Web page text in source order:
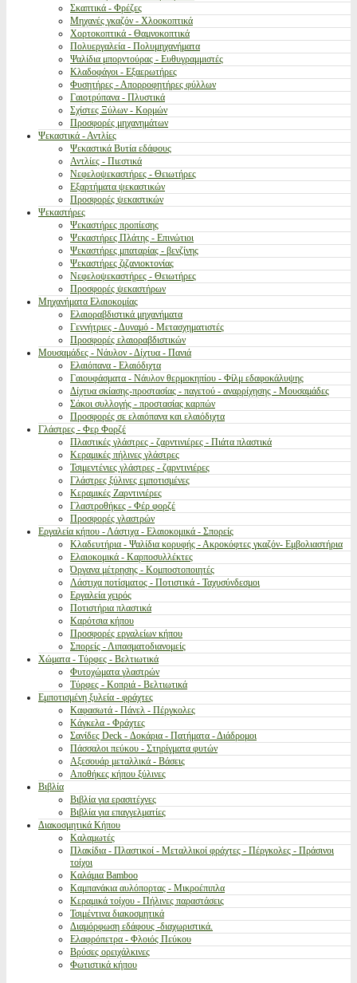
Σκαπτικά - Φρέζες
Μηχανές γκαζόν - Χλοοκοπτικά
Χορτοκοπτικά - Θαμνοκοπτικά
Πολυεργαλεία - Πολυμηχανήματα
Ψαλίδια μπορντούρας - Ευθυγραμμιστές
Κλαδοφάγοι - Εξαερωτήρες
Φυσητήρες - Απορροφητήρες φύλλων
Γαιοτρύπανα - Πλυστικά
Σχίστες Ξύλων - Κορμών
Προσφορές μηχανημάτων
Ψεκαστικά - Αντλίες
Ψεκαστικά Βυτία εδάφους
Αντλίες - Πιεστικά
Νεφελοψεκαστήρες - Θειωτήρες
Εξαρτήματα ψεκαστικών
Προσφορές ψεκαστικών
Ψεκαστήρες
Ψεκαστήρες προπίεσης
Ψεκαστήρες Πλάτης - Επινώτιοι
Ψεκαστήρες μπαταρίας - βενζίνης
Ψεκαστήρες ζιζανιοκτονίας
Νεφελοψεκαστήρες - Θειωτήρες
Προσφορές ψεκαστήρων
Μηχανήματα Ελαιοκομίας
Ελαιοραβδιστικά μηχανήματα
Γεννήτριες - Δυναμό - Μετασχηματιστές
Προσφορές ελαιοραβδιστικών
Μουσαμάδες - Νάυλον - Δίχτυα - Πανιά
Ελαιόπανα - Ελαιόδιχτα
Γαιουφάσματα - Νάυλον θερμοκηπίου - Φίλμ εδαφοκάλυψης
Δίχτυα σκίασης-προστασίας - παγετού - αναρρίχησης - Μουσαμάδες
Σάκοι συλλογής - προστασίας καρπών
Προσφορές σε ελαιόπανα και ελαιόδιχτα
Γλάστρες - Φερ Φορζέ
Πλαστικές γλάστρες - ζαρντινιέρες - Πιάτα πλαστικά
Κεραμικές πήλινες γλάστρες
Τσιμεντένιες γλάστρες - ζαρντινιέρες
Γλάστρες ξύλινες εμποτισμένες
Κεραμικές Ζαρντινιέρες
Γλαστροθήκες - Φέρ φορζέ
Προσφορές γλαστρών
Εργαλεία κήπου - Λάστιχα - Ελαιοκομικά - Σπορείς
Κλαδευτήρια - Ψαλίδια κορυφής - Ακροκόφτες γκαζόν- Εμβολιαστήρια
Ελαιοκομικά - Καρποσυλλέκτες
Όργανα μέτρησης - Κομποστοποιητές
Λάστιχα ποτίσματος - Ποτιστικά - Ταχυσύνδεσμοι
Εργαλεία χειρός
Ποτιστήρια πλαστικά
Καρότσια κήπου
Προσφορές εργαλείων κήπου
Σπορείς - Λιπασματοδιανομείς
Χώματα - Τύρφες - Βελτιωτικά
Φυτοχώματα γλαστρών
Τύρφες - Κοπριά - Βελτιωτικά
Εμποτισμένη ξυλεία - φράχτες
Καφασωτά - Πάνελ - Πέργκολες
Κάγκελα - Φράχτες
Σανίδες Deck - Δοκάρια - Πατήματα - Διάδρομοι
Πάσσαλοι πεύκου - Στηρίγματα φυτών
Αξεσουάρ μεταλλικά - Βάσεις
Αποθήκες κήπου ξύλινες
Βιβλία
Βιβλία για ερασιτέχνες
Βιβλία για επαγγελματίες
Διακοσμητικά Κήπου
Καλαμωτές
Πλακίδια - Πλαστικοί - Μεταλλικοί φράχτες - Πέργκολες - Πράσινοι
τοίχοι
Καλάμια Bamboo
Καμπανάκια αυλόπορτας - Μικροέπιπλα
Κεραμικά τοίχου - Πήλινες παραστάσεις
Τσιμέντινα διακοσμητικά
Διαμόρφωση εδάφους -διαχωριστικά.
Ελαφρόπετρα - Φλοιός Πεύκου
Βρύσες ορειχάλκινες
Φωτιστικά κήπου